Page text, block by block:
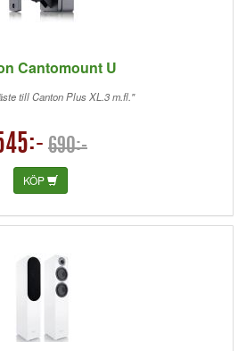
Cantomount U
till Canton Plus XL.3 m.fl."
690:-
KÖP